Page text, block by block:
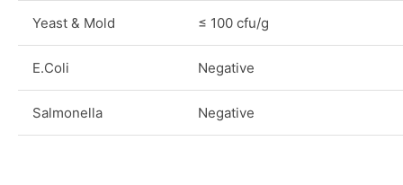
Yeast & Mold ≤ 100 cfu/g
E.Coli Negative
Salmonella Negative